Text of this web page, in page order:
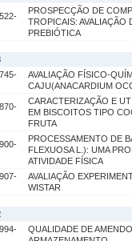
PROSPECÇÃO DE
TROPICAIS: AVALIAÇÃO
PREBIÓTICA
AVALIAÇÃO FÍSICO-
CAJU(ANACARDIUM
CARACTERIZAÇÃO E
EM BISCOITOS TIPO
FRUTA
PROCESSAMENTO DE
FLEXUOSA L.): UMA
ATIVIDADE FÍSICA
AVALIAÇÃO
WISTAR
QUALIDADE DE